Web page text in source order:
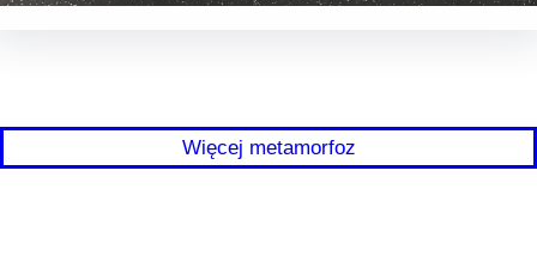
Więcej metamorfoz